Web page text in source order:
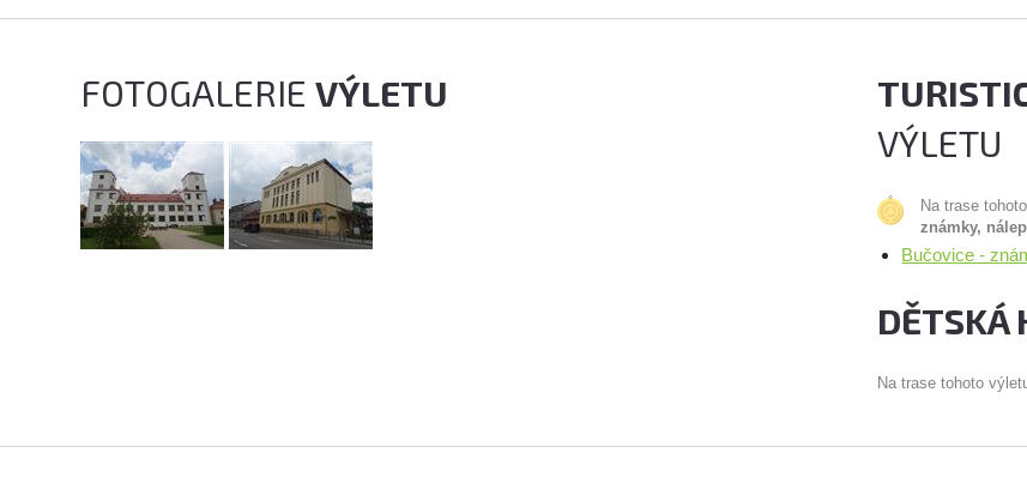
FOTOGALERIEVÝLETU
VÝLETU
Na trase
známky,
Bučovice -
DĚTSKÁ
Na trase tohoto